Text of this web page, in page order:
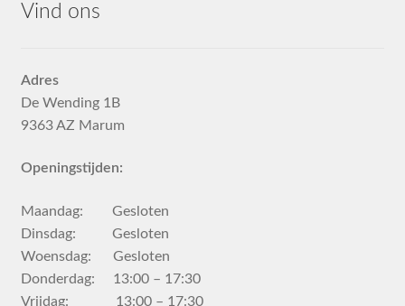
Vind ons
Adres
De Wending 1B
9363 AZ Marum
Openingstijden:
Maandag: Gesloten
Dinsdag: Gesloten
Woensdag: Gesloten
Donderdag: 13:00 – 17:30
Vrijdag: 13:00 – 17:30